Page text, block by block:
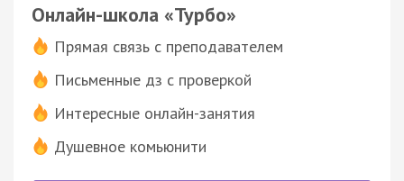
Онлайн-школа «Турбо»
Прямая связь с преподавателем
Письменные дз с проверкой
Интересные онлайн-занятия
Душевное комьюнити